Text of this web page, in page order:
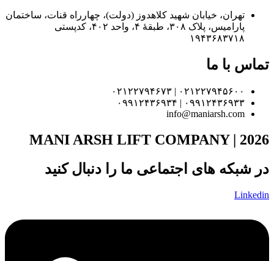
تهران، خیابان شهید کلاهدوز (دولت)، چهارراه قنات، ساختمان
پارامیس، پلاک ۳۰۸، طبقهٔ ۴، واحد ۴۰۲، کدپستی
۱۹۴۳۶۸۳۷۱۸
تماس با ما
۰۲۱۲۲۷۹۴۵۶۰۰ | ۰۲۱۲۲۷۹۴۶۷۳
۰۹۹۱۲۴۳۶۹۳۳ | ۰۹۹۱۲۴۳۶۹۳۴
info@maniarsh.com
MANI ARSH LIFT COMPANY | 2026
در شبکه های اجتماعی ما را دنبال کنید
Linkedin